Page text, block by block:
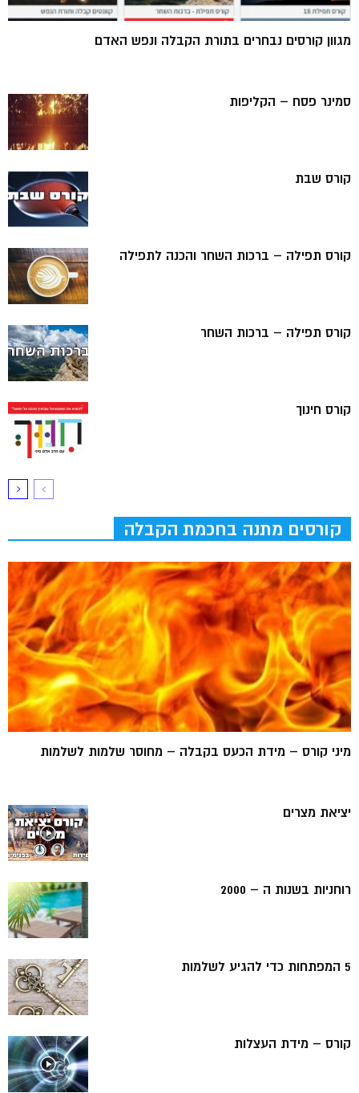
מגוון קורסים נבחרים בתורת הקבלה ונפש האדם
סמינר פסח – הקליפות
קורס שבת
קורס תפילה – ברכות השחר והכנה לתפילה
קורס תפילה – ברכות השחר
קורס חינוך
קורסים מתנה בחכמת הקבלה
מיני קורס – מידת הכעס בקבלה – מחוסר שלמות לשלמות
יציאת מצרים
רוחניות בשנות ה – 2000
5 המפתחות כדי להגיע לשלמות
קורס – מידת העצלות